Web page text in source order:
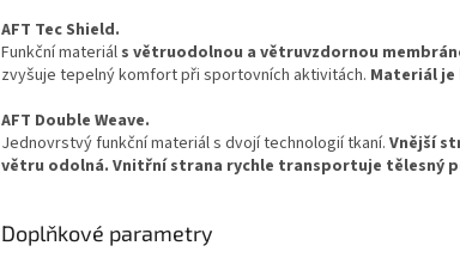
AFT Tec Shield.
Funkční materiál s větruodolnou a větruvzdornou
zvyšuje tepelný komfort při sportovních aktivitách. Materiál
AFT Double Weave.
Jednovrstvý funkční materiál s dvojí technologií tkaní. Vnější
větru odolná. Vnitřní strana rychle transportuje tělesný
Doplňkové parametry